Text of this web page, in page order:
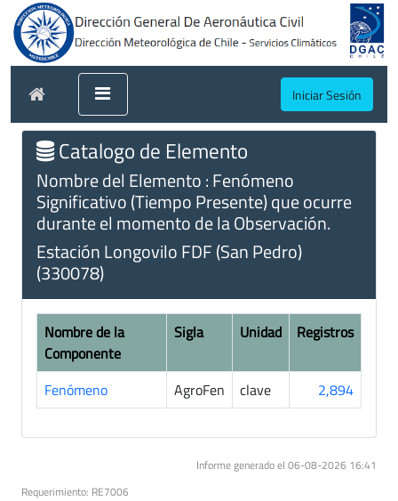
Iniciar Sesión
Catalogo de Elemento
Nombre del Elemento : Fenómeno
Significativo (Tiempo Presente) que ocurre
durante el momento de la Observación.
Estación Longovilo FDF (San Pedro)
(330078)
Nombre de la
Componente
Sigla Unidad Registros
Fenómeno AgroFen clave 2,894
Informe generado el 06-08-2026 16:41
Requerimiento: RE7006